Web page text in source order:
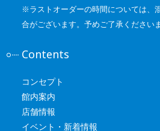
※ラストオーダーの時間については、
合がございます。予めご了承くださいま
Contents
コンセプト
館内案内
店舗情報
イベント・新着情報